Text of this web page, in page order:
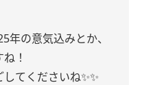
年の意気込みとか、
！
てくださいね✨✨